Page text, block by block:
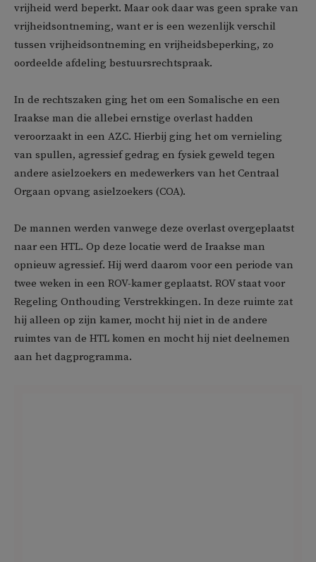
vrijheid werd beperkt. Maar ook daar was geen sprake van
vrijheidsontneming, want er is een wezenlijk verschil
tussen vrijheidsontneming en vrijheidsbeperking, zo
oordeelde afdeling bestuursrechtspraak.
In de rechtszaken ging het om een Somalische en een
Iraakse man die allebei ernstige overlast hadden
veroorzaakt in een AZC. Hierbij ging het om vernieling
van spullen, agressief gedrag en fysiek geweld tegen
andere asielzoekers en medewerkers van het Centraal
Orgaan opvang asielzoekers (COA).
De mannen werden vanwege deze overlast overgeplaatst
naar een HTL. Op deze locatie werd de Iraakse man
opnieuw agressief. Hij werd daarom voor een periode van
twee weken in een ROV-kamer geplaatst. ROV staat voor
Regeling Onthouding Verstrekkingen. In deze ruimte zat
hij alleen op zijn kamer, mocht hij niet in de andere
ruimtes van de HTL komen en mocht hij niet deelnemen
aan het dagprogramma.